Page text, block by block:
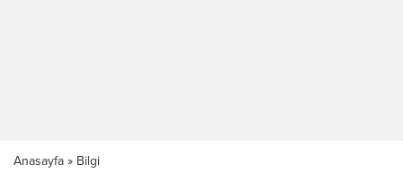
Anasayfa » Bilgi